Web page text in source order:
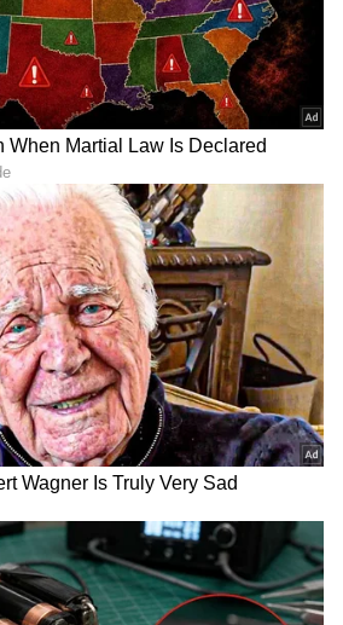
ಐಪಿಎಲ್, ಅಂತಾರಾಷ್ಟ್ರೀಯ
ಕ್ರಿಕೆಟ್‌ಗೆ ದಿಢೀರ್ ವಿದಾಯ
ಪರ ಆಡಲು ರೆಡಿಯಾದ ಅಜಿಂಕ್ಯ
ರಹಾನೆ!